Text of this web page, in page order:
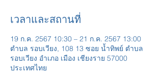
เวลาและสถานที่
19 ก.ค. 2567 10:30 – 21 ก.ค. 2567 13:00
ตำบล รอบเวียง, 108 13 ซอย น้ำทิพย์ ตำบล
รอบเวียง อำเภอ เมือง เชียงราย 57000
ประเทศไทย